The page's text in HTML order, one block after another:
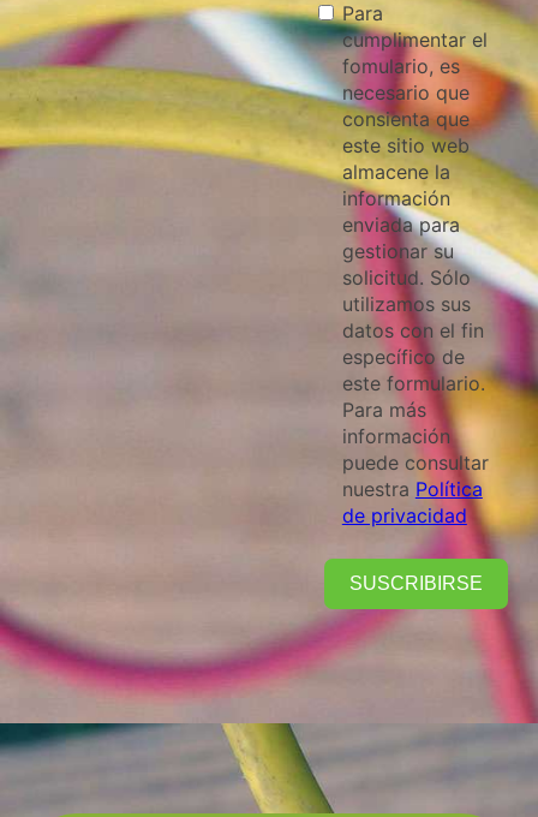
Para
cumplimentar el
fomulario, es
necesario que
consienta que
este sitio web
almacene la
información
enviada para
gestionar su
solicitud. Sólo
utilizamos sus
datos con el fin
específico de
este formulario.
Para más
información
puede consultar
nuestra Política
de privacidad
SUSCRIBIRSE